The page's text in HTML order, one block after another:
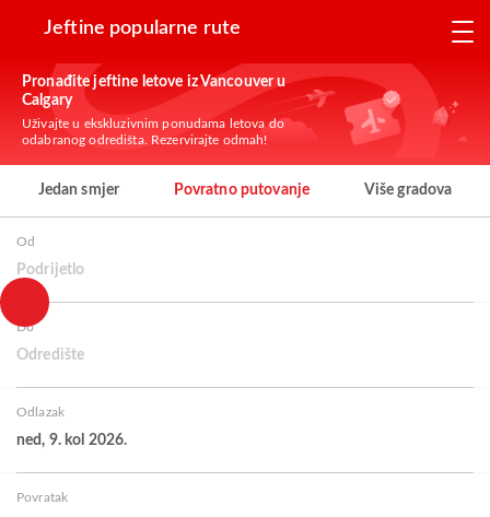
Jeftine popularne rute
Pronađite jeftine letove iz Vancouver u
Calgary
Uživajte u ekskluzivnim ponudama letova do
odabranog odredišta. Rezervirajte odmah!
Jedan smjer Povratno putovanje Više gradova
Od
Podrijetlo
Do
Odredište
Odlazak
ned, 9. kol 2026.
Povratak